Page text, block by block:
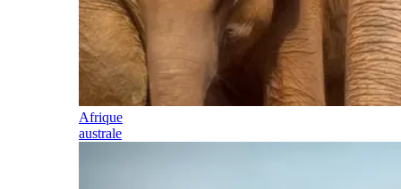
Afrique
australe